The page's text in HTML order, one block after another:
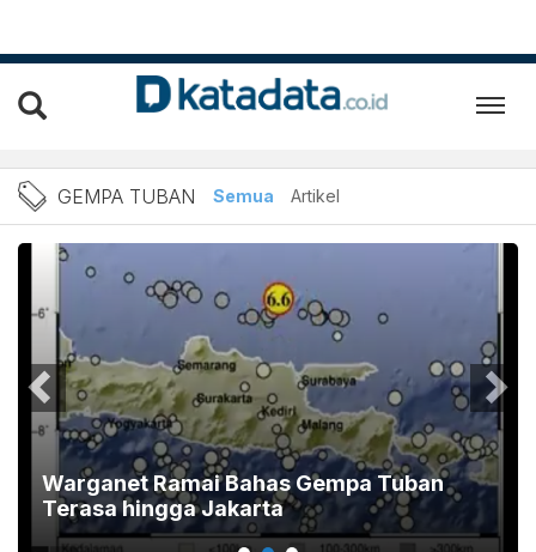
Berita Gempa Tuban
GEMPA TUBAN Semua Artikel
Warganet Ramai Bahas Gempa Tuban
Terasa hingga Jakarta